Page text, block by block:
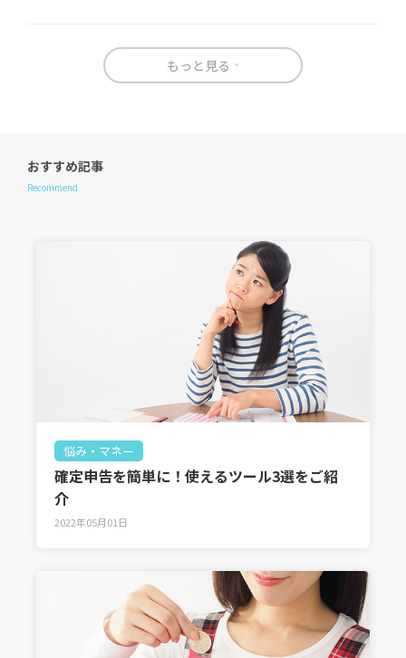
もっと見る
おすすめ記事
Recommend
悩み・マネー
確定申告を簡単に！使えるツール3選をご紹
介
2022年05月01日